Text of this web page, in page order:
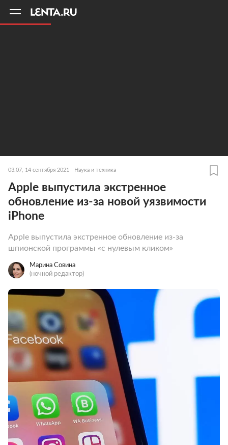
03:07, 14 сентября 2021 Наука и техника
Apple выпустила экстренное
обновление из-за новой уязвимости
iPhone
Apple выпустила экстренное обновление из-за
шпионской программы «с нулевым кликом»
Марина Совина
(ночной редактор)